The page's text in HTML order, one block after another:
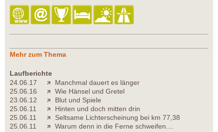
Mehr zum Thema
Laufberichte
24.06.17
Manchmal dauert es länger
25.06.16
Wie Hänsel und Gretel
23.06.12
Blut und Spiele
25.06.11
Hinten und doch mitten drin
25.06.11
Seltsame Lichterscheinung bei km 77,38
25.06.11
Warum denn in die Ferne schweifen....